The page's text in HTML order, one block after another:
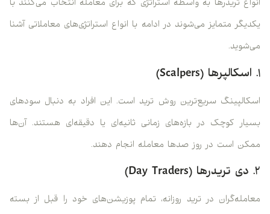
انواع تریدرها به واسطه استراتژی که برای معامله انتخاب می‌کنند با
یکدیگر متمایز می‌شوند در ادامه با انواع استراتژی‌های معاملاتی آشنا
می‌شوید.
۱. اسکالپرها (Scalpers)
اسکالپینگ سریع‌ترین روش ترید است. این افراد به دنبال سودهای
بسیار کوچک در بازه‌های زمانی ثانیه‌ای یا دقیقه‌ای هستند. آن‌ها
ممکن است در روز صدها معامله انجام دهند.
۲. دی تریدرها (Day Traders)
معامله‌گران در ترید روزانه، تمام پوزیشن‌های خود را قبل از بسته